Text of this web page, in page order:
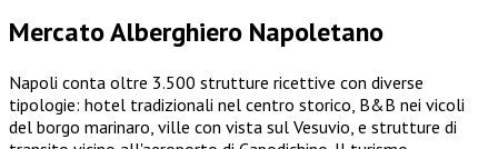
Mercato Alberghiero Napoletano
Napoli conta oltre 3.500 strutture ricettive con diverse
tipologie: hotel tradizionali nel centro storico, B&B nei vicoli
del borgo marinaro, ville con vista sul Vesuvio, e strutture di